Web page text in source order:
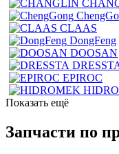
CLAAS
DongFeng
DOOSAN
EPIROC
Показать ещё
Запчасти по